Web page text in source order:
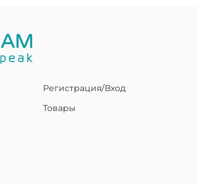
Регистрация/Вход
Товары